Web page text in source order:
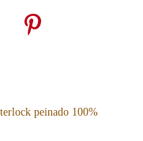
peinado 100%